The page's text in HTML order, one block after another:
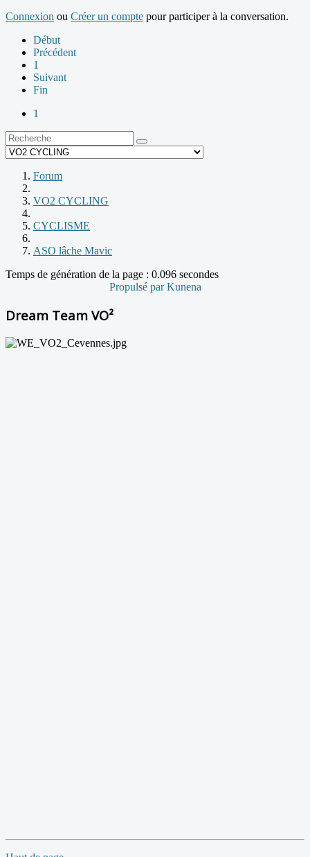
Connexion ou Créer un compte pour participer à la conversation.
Début
Précédent
1
Suivant
Fin
1
Forum
VO2 CYCLING
CYCLISME
ASO lâche Mavic
Temps de génération de la page : 0.096 secondes
Propulsé parKunena
Dream Team VO²